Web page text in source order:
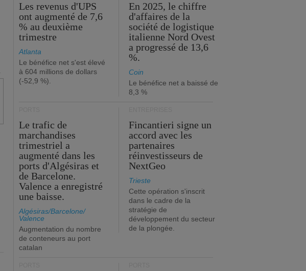
Les revenus d'UPS
ont augmenté de 7,6
% au deuxième
trimestre
Atlanta
Le bénéfice net s'est élevé
à 604 millions de dollars
(-52,9 %).
En 2025, le chiffre
d'affaires de la
société de logistique
italienne Nord Ovest
a progressé de 13,6
%.
Coin
Le bénéfice net a baissé de
8,3 %
Le trafic de
marchandises
trimestriel a
augmenté dans les
ports d'Algésiras et
de Barcelone.
Valence a enregistré
une baisse.
Algésiras/Barcelone/
Valence
Augmentation du nombre
de conteneurs au port
catalan
Fincantieri signe un
accord avec les
partenaires
réinvestisseurs de
NextGeo
Trieste
Cette opération s'inscrit
dans le cadre de la
stratégie de
développement du secteur
de la plongée.